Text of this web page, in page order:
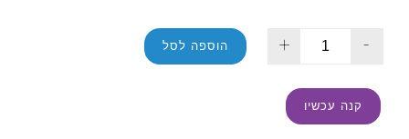
-
+ הוספה לסל
קנה עכשיו